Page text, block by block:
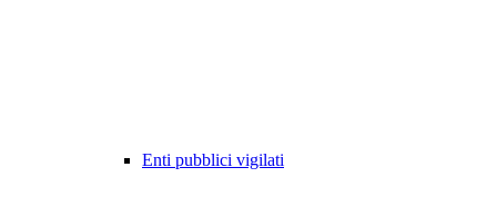
Enti pubblici vigilati